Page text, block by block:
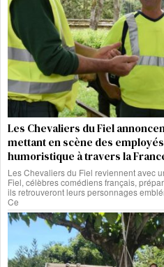
Les Chevaliers du Fiel
mettant en scène des
humoristique à travers la
Les Chevaliers du Fiel reviennent avec
Fiel, célèbres comédiens français,
ils retrouveront leurs personnages
Ce